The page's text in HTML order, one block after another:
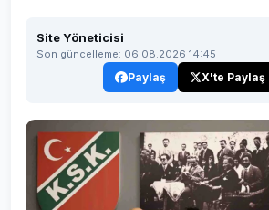
Site Yöneticisi
Son güncelleme: 06.08.2026 14:45
Paylaş X'te Paylaş